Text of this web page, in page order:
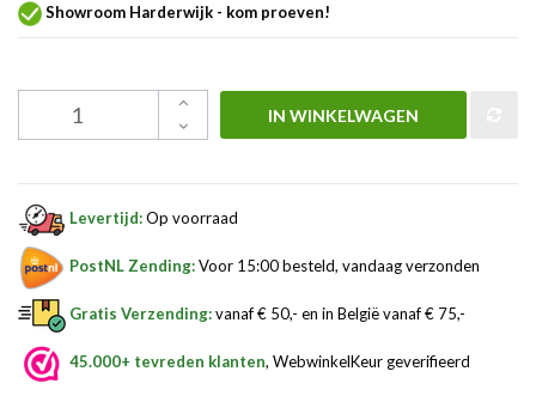
Showroom Harderwijk - kom proeven!
IN WINKELWAGEN
Levertijd:Op voorraad
PostNL Zending:Voor 15:00 besteld, vandaag verzonden
Gratis Verzending:vanaf € 50,- en in België vanaf € 75,-
45.000+ tevreden klanten, WebwinkelKeur geverifieerd